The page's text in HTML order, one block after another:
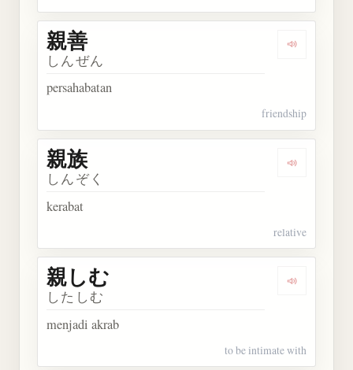
Dengarkan
親善
しんぜん
persahabatan
friendship
Dengarkan
親族
しんぞく
kerabat
relative
Dengarkan
親しむ
したしむ
menjadi akrab
to be intimate with